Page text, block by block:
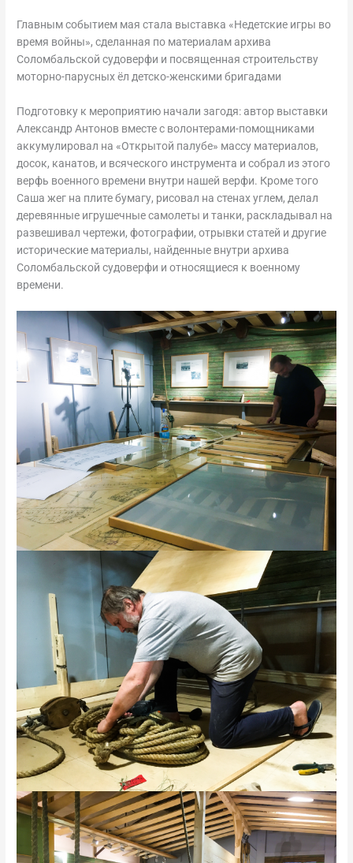
Главным событием мая стала выставка «Недетские игры во
время войны», сделанная по материалам архива
Соломбальской судоверфи и посвященная строительству
моторно-парусных ёл детско-женскими бригадами
Подготовку к мероприятию начали загодя: автор выставки
Александр Антонов вместе с волонтерами-помощниками
аккумулировал на «Открытой палубе» массу материалов,
досок, канатов, и всяческого инструмента и собрал из этого
верфь военного времени внутри нашей верфи. Кроме того
Саша жег на плите бумагу, рисовал на стенах углем, делал
деревянные игрушечные самолеты и танки, раскладывал на
развешивал чертежи, фотографии, отрывки статей и другие
исторические материалы, найденные внутри архива
Соломбальской судоверфи и относящиеся к военному
времени.